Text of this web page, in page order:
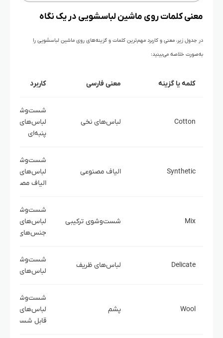
معنی کلمات روی ماشین لباسشویی در یک نگاه
در جدول زیر، معنی و کاربرد مهم‌ترین کلمات و گزینه‌های روی ماشین لباسشویی را
به‌صورت خلاصه می‌بینید:
کلمه یا گزینه معنی فارسی کاربرد
Cotton لباس‌های نخی
شست‌وشوی
لباس‌های نخی و
پنبه‌ای
Synthetic الیاف مصنوعی
شست‌وشوی
لباس‌های
الیاف مصنوعی
Mix شست‌وشوی ترکیبی
شست‌وشوی
لباس‌های مشابه
جنس‌های
Delicate لباس‌های ظریف
شست‌وشوی
لباس‌های
Wool پشم
شست‌وشوی
لباس‌های پشمی
قابل شست‌وشو